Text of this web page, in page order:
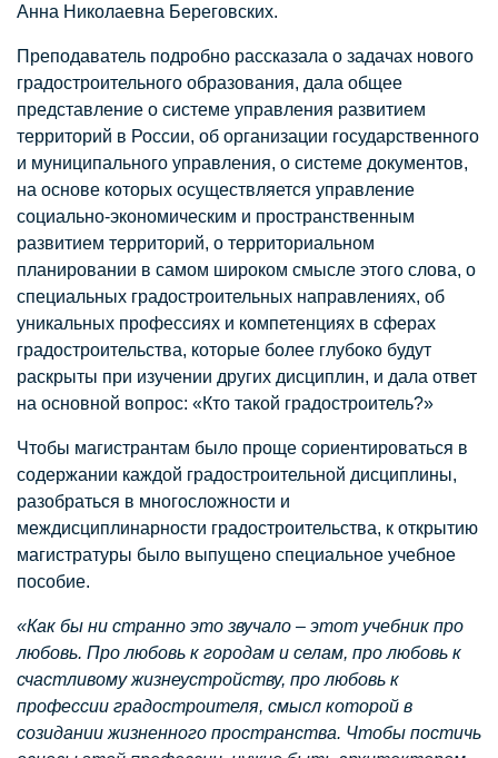
Анна Николаевна Береговских.
Преподаватель подробно рассказала о задачах нового
градостроительного образования, дала общее
представление о системе управления развитием
территорий в России, об организации государственного
и муниципального управления, о системе документов,
на основе которых осуществляется управление
социально-экономическим и пространственным
развитием территорий, о территориальном
планировании в самом широком смысле этого слова, о
специальных градостроительных направлениях, об
уникальных профессиях и компетенциях в сферах
градостроительства, которые более глубоко будут
раскрыты при изучении других дисциплин, и дала ответ
на основной вопрос: «Кто такой градостроитель?»
Чтобы магистрантам было проще сориентироваться в
содержании каждой градостроительной дисциплины,
разобраться в многосложности и
междисциплинарности градостроительства, к открытию
магистратуры было выпущено специальное учебное
пособие.
«Как бы ни странно это звучало – этот учебник про
любовь. Про любовь к городам и селам, про любовь к
счастливому жизнеустройству, про любовь к
профессии градостроителя, смысл которой в
созидании жизненного пространства. Чтобы постичь